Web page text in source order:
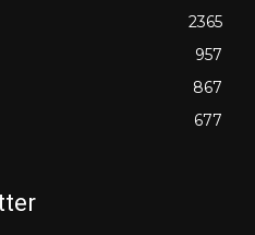
2365
957
867
677